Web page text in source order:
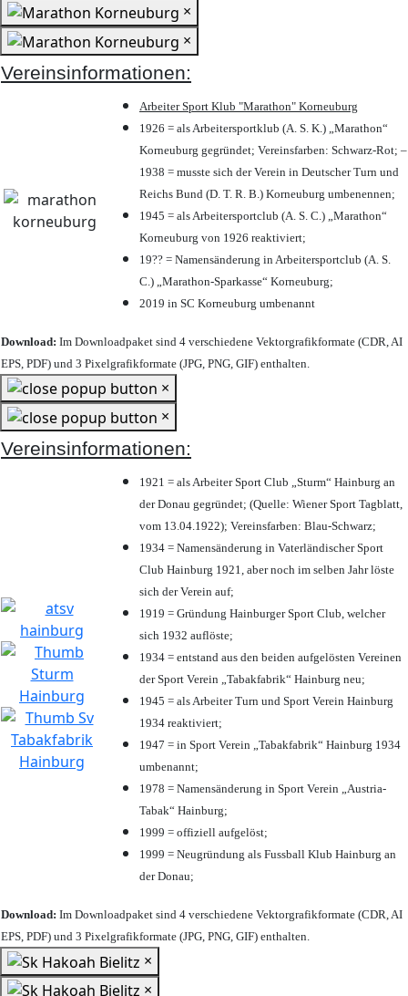
×
×
Vereinsinformationen:
Arbeiter Sport Klub "Marathon" Korneuburg
1926 = als Arbeitersportklub (A. S. K.) „Marathon“
Korneuburg gegründet; Vereinsfarben: Schwarz-Rot; –
1938 = musste sich der Verein in Deutscher Turn und
Reichs Bund (D. T. R. B.) Korneuburg umbenennen;
1945 = als Arbeitersportclub (A. S. C.) „Marathon“
Korneuburg von 1926 reaktiviert;
19?? = Namensänderung in Arbeitersportclub (A. S.
C.) „Marathon-Sparkasse“ Korneuburg;
2019 in SC Korneuburg umbenannt
Download: Im Downloadpaket sind 4 verschiedene Vektorgrafikformate (CDR, AI
EPS, PDF) und 3 Pixelgrafikformate (JPG, PNG, GIF) enthalten.
×
×
Vereinsinformationen:
1921 = als Arbeiter Sport Club „Sturm“ Hainburg an
der Donau gegründet; (Quelle: Wiener Sport Tagblatt,
vom 13.04.1922); Vereinsfarben: Blau-Schwarz;
1934 = Namensänderung in Vaterländischer Sport
Club Hainburg 1921, aber noch im selben Jahr löste
sich der Verein auf;
1919 = Gründung Hainburger Sport Club, welcher
sich 1932 auflöste;
1934 = entstand aus den beiden aufgelösten Vereinen
der Sport Verein „Tabakfabrik“ Hainburg neu;
1945 = als Arbeiter Turn und Sport Verein Hainburg
1934 reaktiviert;
1947 = in Sport Verein „Tabakfabrik“ Hainburg 1934
umbenannt;
1978 = Namensänderung in Sport Verein „Austria-
Tabak“ Hainburg;
1999 = offiziell aufgelöst;
1999 = Neugründung als Fussball Klub Hainburg an
der Donau;
Download: Im Downloadpaket sind 4 verschiedene Vektorgrafikformate (CDR, AI
EPS, PDF) und 3 Pixelgrafikformate (JPG, PNG, GIF) enthalten.
×
×